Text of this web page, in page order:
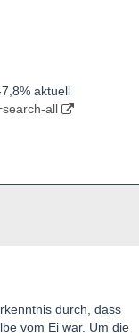
aktuell
all
durch, dass
vom Ei war. Um die